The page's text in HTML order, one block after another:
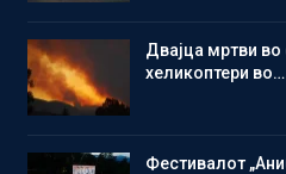
Двајца мртви
хеликоптери во…
Фестивалот